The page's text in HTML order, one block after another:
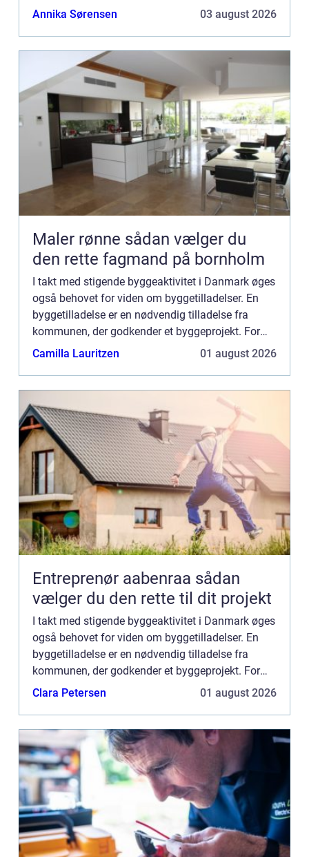
mange kan processen med at ansøge ...
Annika Sørensen 03 august 2026
Maler rønne sådan vælger du
den rette fagmand på bornholm
I takt med stigende byggeaktivitet i Danmark øges
også behovet for viden om byggetilladelser. En
byggetilladelse er en nødvendig tilladelse fra
kommunen, der godkender et byggeprojekt. For
mange kan processen med at ansøge ...
Camilla Lauritzen 01 august 2026
Entreprenør aabenraa sådan
vælger du den rette til dit projekt
I takt med stigende byggeaktivitet i Danmark øges
også behovet for viden om byggetilladelser. En
byggetilladelse er en nødvendig tilladelse fra
kommunen, der godkender et byggeprojekt. For
mange kan processen med at ansøge ...
Clara Petersen 01 august 2026